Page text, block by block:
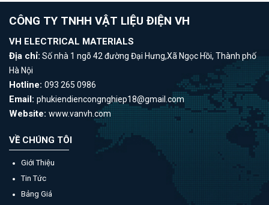
CÔNG TY TNHH VẬT LIỆU ĐIỆN VH
VH ELECTRICAL MATERIALS
Địa chỉ: Số nhà 1 ngõ 42 đường Đại Hưng,Xã Ngọc Hồi, Thành phố
Hà Nội
Hotline: 093 265 0986
Email: phukiendiencongnghiep18@gmail.com
Website: www.vanvh.com
VỀ CHÚNG TÔI
Giới Thiệu
Tin Tức
Bảng Giá